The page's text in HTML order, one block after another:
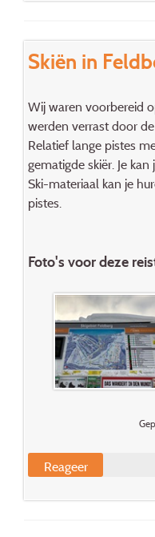
Skiën in
Wij waren voorbereid
werden verrast door
Relatief lange pistes
gematigde skiër. Je
Ski-materiaal kan je
pistes.
Foto's voor deze
Reageer